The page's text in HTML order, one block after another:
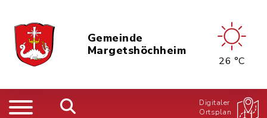
Gemeinde
Margetshöchheim
26 °C
Digitaler
Ortsplan